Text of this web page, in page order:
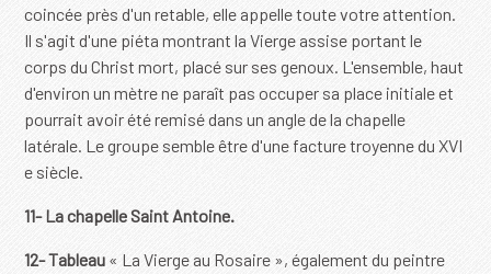
coincée près d'un retable, elle appelle toute votre attention.
Il s'agit d'une piéta montrant la Vierge assise portant le
corps du Christ mort, placé sur ses genoux. L'ensemble, haut
d'environ un mètre ne paraît pas occuper sa place initiale et
pourrait avoir été remisé dans un angle de la chapelle
latérale. Le groupe semble être d'une facturetroyenne du XVI
e siècle.
11- La chapelle Saint Antoine.
12-Tableau « La Vierge au Rosaire », également du peintre